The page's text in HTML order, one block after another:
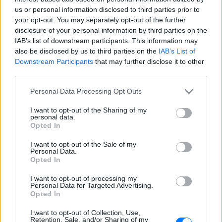
us or personal information disclosed to third parties prior to
your opt-out. You may separately opt-out of the further
disclosure of your personal information by third parties on the
IAB’s list of downstream participants. This information may
also be disclosed by us to third parties on the IAB’s List of
Downstream Participants that may further disclose it to other
Personal Data Processing Opt Outs
I want to opt-out of the Sharing of my
personal data.
Opted In
I want to opt-out of the Sale of my
Personal Data.
Opted In
I want to opt-out of processing my
Personal Data for Targeted Advertising.
Opted In
I want to opt-out of Collection, Use,
Retention, Sale, and/or Sharing of my
ΔΕΙΤΕ ΕΠΙΣΗΣ
ΣΤΗΝ ΙΔΙΑ ΚΑΤΗΓΟΡΙΑ
Πώς η Πυροσβεστική διέσωσε
πολίτες στη μεγάλη φωτιά της
Συγκλονιστικά βίντεο
ΣΉΜΕΡΑ
Συγκλονιστικά πλάνα και εικόνες
31 Ιουλίου στον Αγιο Βασίλειο, στον
Κιθαιρώνα Βοιωτίας και έφτασε μέχρι το
Για αμύθητο συμβόλαιο του
Σαλάχ γράφουν στην Τουρκία:
κομμωτήρια και... χαρτί υγείας